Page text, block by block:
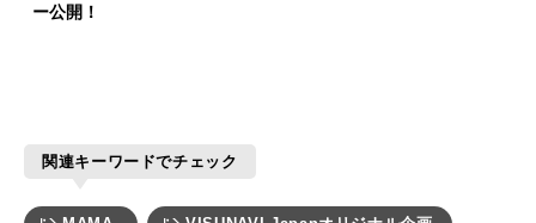
ー公開！
関連キーワードでチェック